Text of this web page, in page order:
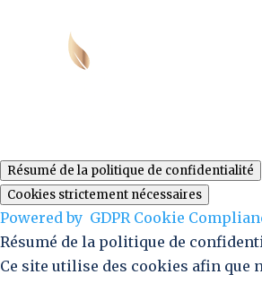
Résumé de la politique de confidentialité
Cookies strictement nécessaires
Powered by GDPR Cookie
Résumé de la politique de
Ce site utilise des cookies afin